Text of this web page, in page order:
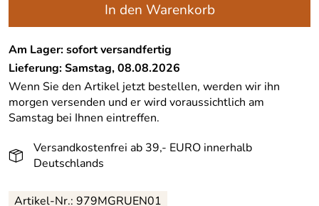
In den Warenkorb
Am Lager: sofort versandfertig
Lieferung: Samstag, 08.08.2026
Wenn Sie den Artikel jetzt bestellen, werden wir ihn
morgen versenden und er wird voraussichtlich am
Samstag bei Ihnen eintreffen.
Versandkostenfrei ab 39,- EURO innerhalb
Deutschlands
Artikel-Nr.: 979MGRUEN01